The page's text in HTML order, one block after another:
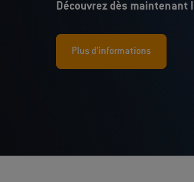
Découvrez dès maintenant
Plus d’informations